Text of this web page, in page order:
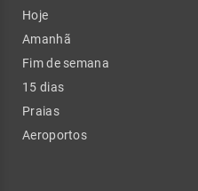
Hoje
Amanhã
Fim de semana
15 dias
Praias
Aeroportos